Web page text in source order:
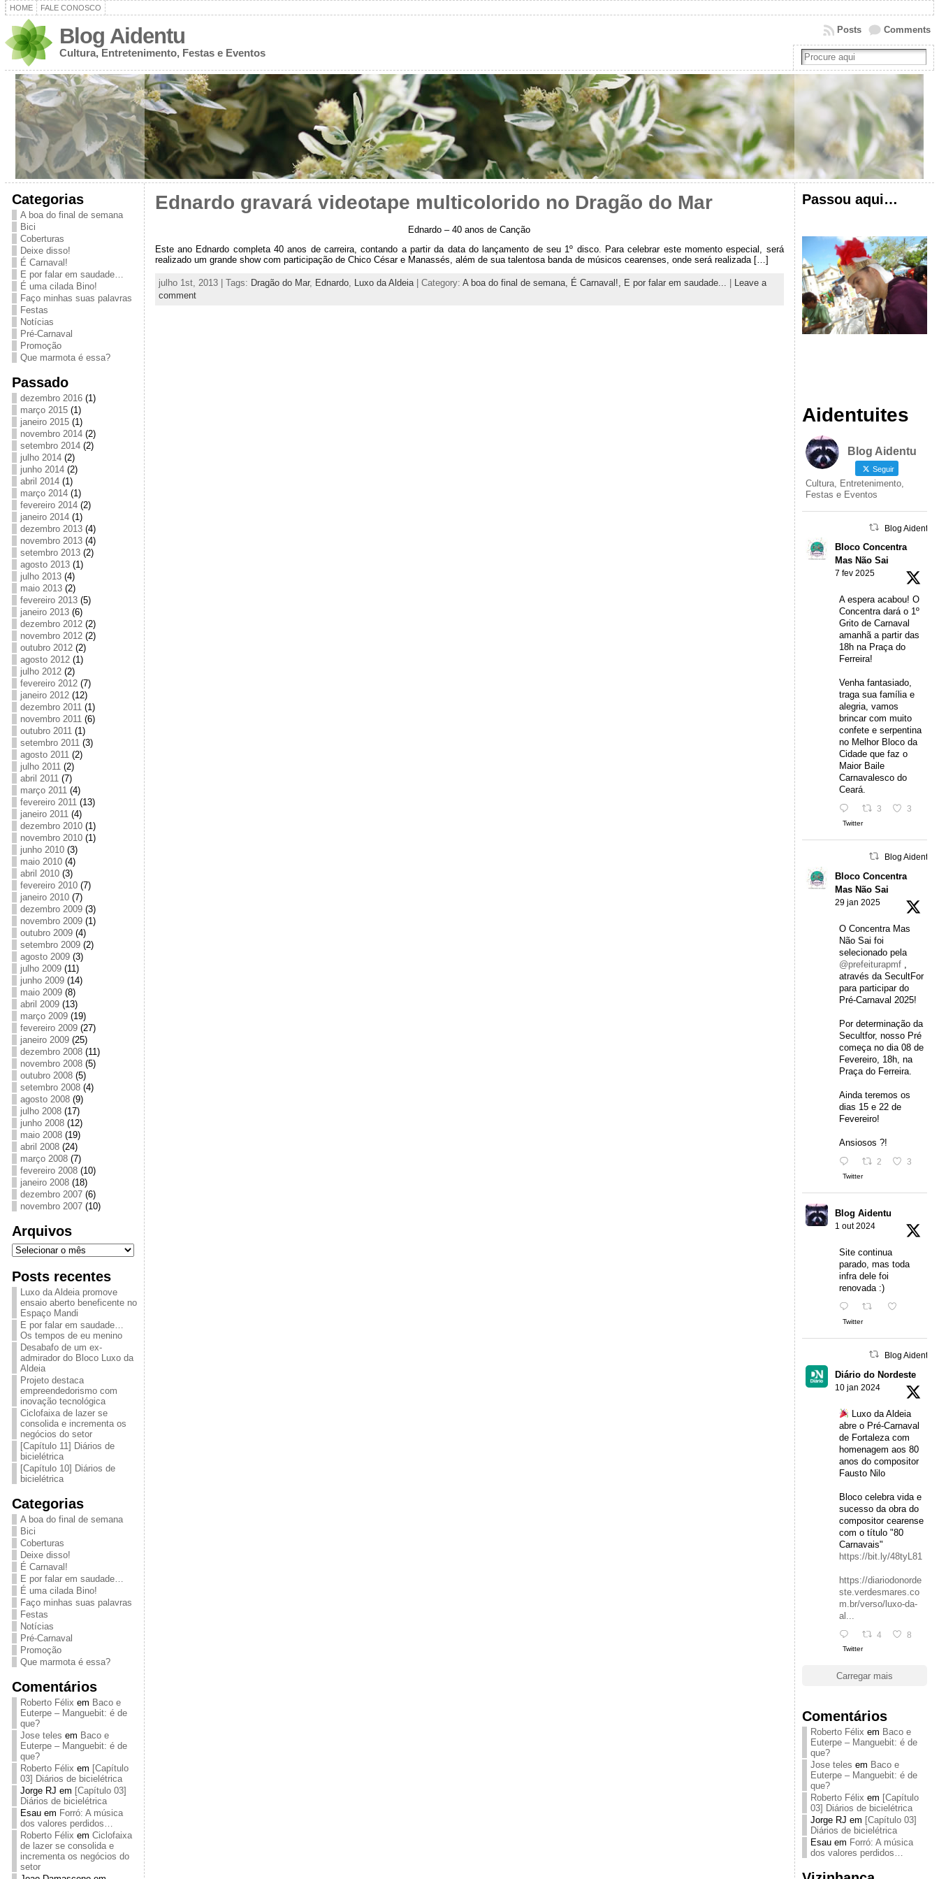
HOME FALE CONOSCO
Blog Aidentu
Cultura, Entretenimento, Festas e Eventos
Comments
Posts
Categorias
A boa do final de semana
Bici
Coberturas
Deixe disso!
É Carnaval!
E por falar em saudade…
É uma cilada Bino!
Faço minhas suas palavras
Festas
Notícias
Pré-Carnaval
Promoção
Que marmota é essa?
Passado
dezembro 2016(1)
março 2015(1)
janeiro 2015(1)
novembro 2014(2)
setembro 2014(2)
julho 2014(2)
junho 2014(2)
abril 2014(1)
março 2014(1)
fevereiro 2014(2)
janeiro 2014(1)
dezembro 2013(4)
novembro 2013(4)
setembro 2013(2)
agosto 2013(1)
julho 2013(4)
maio 2013(2)
fevereiro 2013(5)
janeiro 2013(6)
dezembro 2012(2)
novembro 2012(2)
outubro 2012(2)
agosto 2012(1)
julho 2012(2)
fevereiro 2012(7)
janeiro 2012(12)
dezembro 2011(1)
novembro 2011(6)
outubro 2011(1)
setembro 2011(3)
agosto 2011(2)
julho 2011(2)
abril 2011(7)
março 2011(4)
fevereiro 2011(13)
janeiro 2011(4)
dezembro 2010(1)
novembro 2010(1)
junho 2010(3)
maio 2010(4)
abril 2010(3)
fevereiro 2010(7)
janeiro 2010(7)
dezembro 2009(3)
novembro 2009(1)
outubro 2009(4)
setembro 2009(2)
agosto 2009(3)
julho 2009(11)
junho 2009(14)
maio 2009(8)
abril 2009(13)
março 2009(19)
fevereiro 2009(27)
janeiro 2009(25)
dezembro 2008(11)
novembro 2008(5)
outubro 2008(5)
setembro 2008(4)
agosto 2008(9)
julho 2008(17)
junho 2008(12)
maio 2008(19)
abril 2008(24)
março 2008(7)
fevereiro 2008(10)
janeiro 2008(18)
dezembro 2007(6)
novembro 2007(10)
Arquivos
Arquivos
Posts recentes
Luxo da Aldeia promove
ensaio aberto beneficente no
Espaço Mandi
E por falar em saudade…
Os tempos de eu menino
Desabafo de um ex-
admirador do Bloco Luxo da
Aldeia
Projeto destaca
empreendedorismo com
inovação tecnológica
Ciclofaixa de lazer se
consolida e incrementa os
negócios do setor
[Capítulo 11] Diários de
bicielétrica
[Capítulo 10] Diários de
bicielétrica
Categorias
A boa do final de semana
Bici
Coberturas
Deixe disso!
É Carnaval!
E por falar em saudade…
É uma cilada Bino!
Faço minhas suas palavras
Festas
Notícias
Pré-Carnaval
Promoção
Que marmota é essa?
Comentários
Roberto Félix em Baco e
Euterpe – Manguebit: é de
que?
Jose teles em Baco e
Euterpe – Manguebit: é de
que?
Roberto Félix em [Capítulo
03] Diários de bicielétrica
Jorge RJ em [Capítulo 03]
Diários de bicielétrica
Esauem Forró: A música
dos valores perdidos…
Roberto Félix em Ciclofaixa
de lazer se consolida e
incrementa os negócios do
setor
Ednardo gravará videotape multicolorido no Dragão do Mar
Ednardo – 40 anos de Canção
Este ano Ednardo completa 40 anos de carreira, contando a partir da data do lançamento de seu 1º disco. Para celebrar este momento especial, será
realizado um grande show com participação de Chico César e Manassés, além de sua talentosa banda de músicos cearenses, onde será realizada […]
julho 1st, 2013 | Tags: Dragão do Mar, Ednardo, Luxo da Aldeia| Category: A boa do final de semana, É Carnaval!, E por falar em saudade...
Leave a
comment
Passou aqui…
Aidentuites
Blog Aidentu
Seguir
Cultura, Entretenimento,
Festas e Eventos
Blog Aidentu
Bloco Concentra
Mas Não Sai
7 fev 2025
A espera acabou! O
Concentra dará o 1º
Grito de Carnaval
amanhã a partir das
18h na Praça do
Ferreira!
Venha fantasiado,
traga sua família e
alegria, vamos
brincar com muito
confete e serpentina
no Melhor Bloco da
Cidade que faz o
Maior Baile
Carnavalesco do
Ceará.
3 3
Twitter
Blog Aidentu
Bloco Concentra
Mas Não Sai
29 jan 2025
O Concentra Mas
Não Sai foi
selecionado pela
@prefeiturapmf,
através da SecultFor
para participar do
Pré-Carnaval 2025!
Por determinação da
Secultfor, nosso Pré
começa no dia 08 de
Fevereiro, 18h, na
Praça do Ferreira.
Ainda teremos os
dias 15 e 22 de
Fevereiro!
Ansiosos ?!
2 3
Twitter
Blog Aidentu
1 out 2024
Site continua
parado, mas toda
infra dele foi
renovada :)
Twitter
Blog Aidentu
Diário do Nordeste
10 jan 2024
Luxo da Aldeia
abre o Pré-Carnaval
de Fortaleza com
homenagem aos 80
anos do compositor
Fausto Nilo
Bloco celebra vida e
sucesso da obra do
compositor cearense
com o título "80
Carnavais"
https://bit.ly/48tyL81
https://diariodonorde
ste.verdesmares.co
m.br/verso/luxo-da-
al...
4 8
Twitter
Carregar mais
Comentários
Roberto Félix em Baco e
Euterpe – Manguebit: é de
que?
Jose teles em Baco e
Euterpe – Manguebit: é de
que?
Roberto Félix em [Capítulo
03] Diários de bicielétrica
Jorge RJ em [Capítulo 03]
Diários de bicielétrica
Esauem Forró: A música
dos valores perdidos…